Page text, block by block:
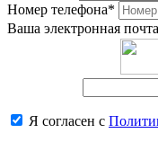
Номер телефона*
Ваша электронная почта
Я согласен с